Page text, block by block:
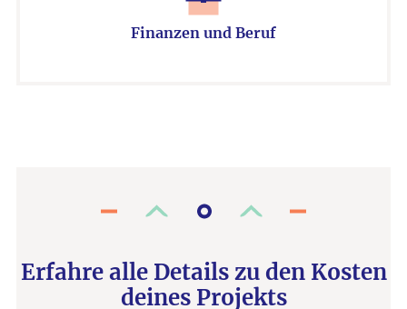
Finanzen und Beruf
Erfahre alle Details zu den Kosten
deines Projekts